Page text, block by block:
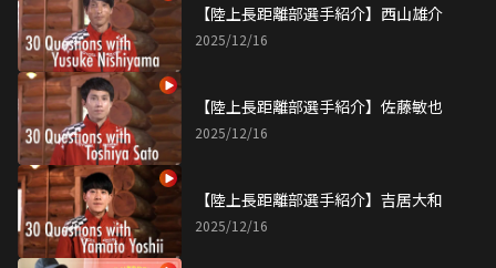
【陸上長距離部選手紹介】西山雄介
2025/12/16
【陸上長距離部選手紹介】佐藤敏也
2025/12/16
【陸上長距離部選手紹介】吉居大和
2025/12/16